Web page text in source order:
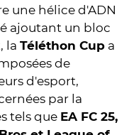
une hélice d'ADN
ajoutant un bloc
la Téléthon Cup a
de
d'esport,
par la
tels que EA FC 25,